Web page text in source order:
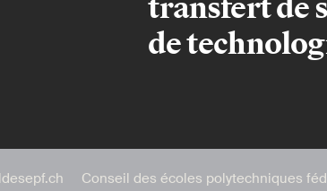
transfert de
de
Conseil des écoles polytechniques